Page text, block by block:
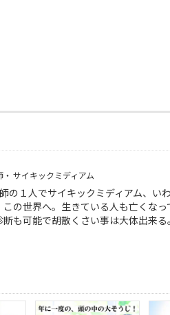
サイキックミディアム
の１人でサイキックミディアム、い
の世界へ。生きている人も亡くなっ
も可能で胡散くさい事は大体出来る